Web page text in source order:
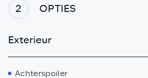
2 OPTIES
Exterieur
Achterspoiler